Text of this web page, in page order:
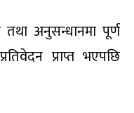
अनुसन्धानमा पूर्ण
प्राप्त भएपछि